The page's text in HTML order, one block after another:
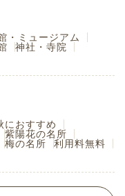
・ミュージアム
神社・寺院
におすすめ
紫陽花の名所
梅の名所
利用料無料